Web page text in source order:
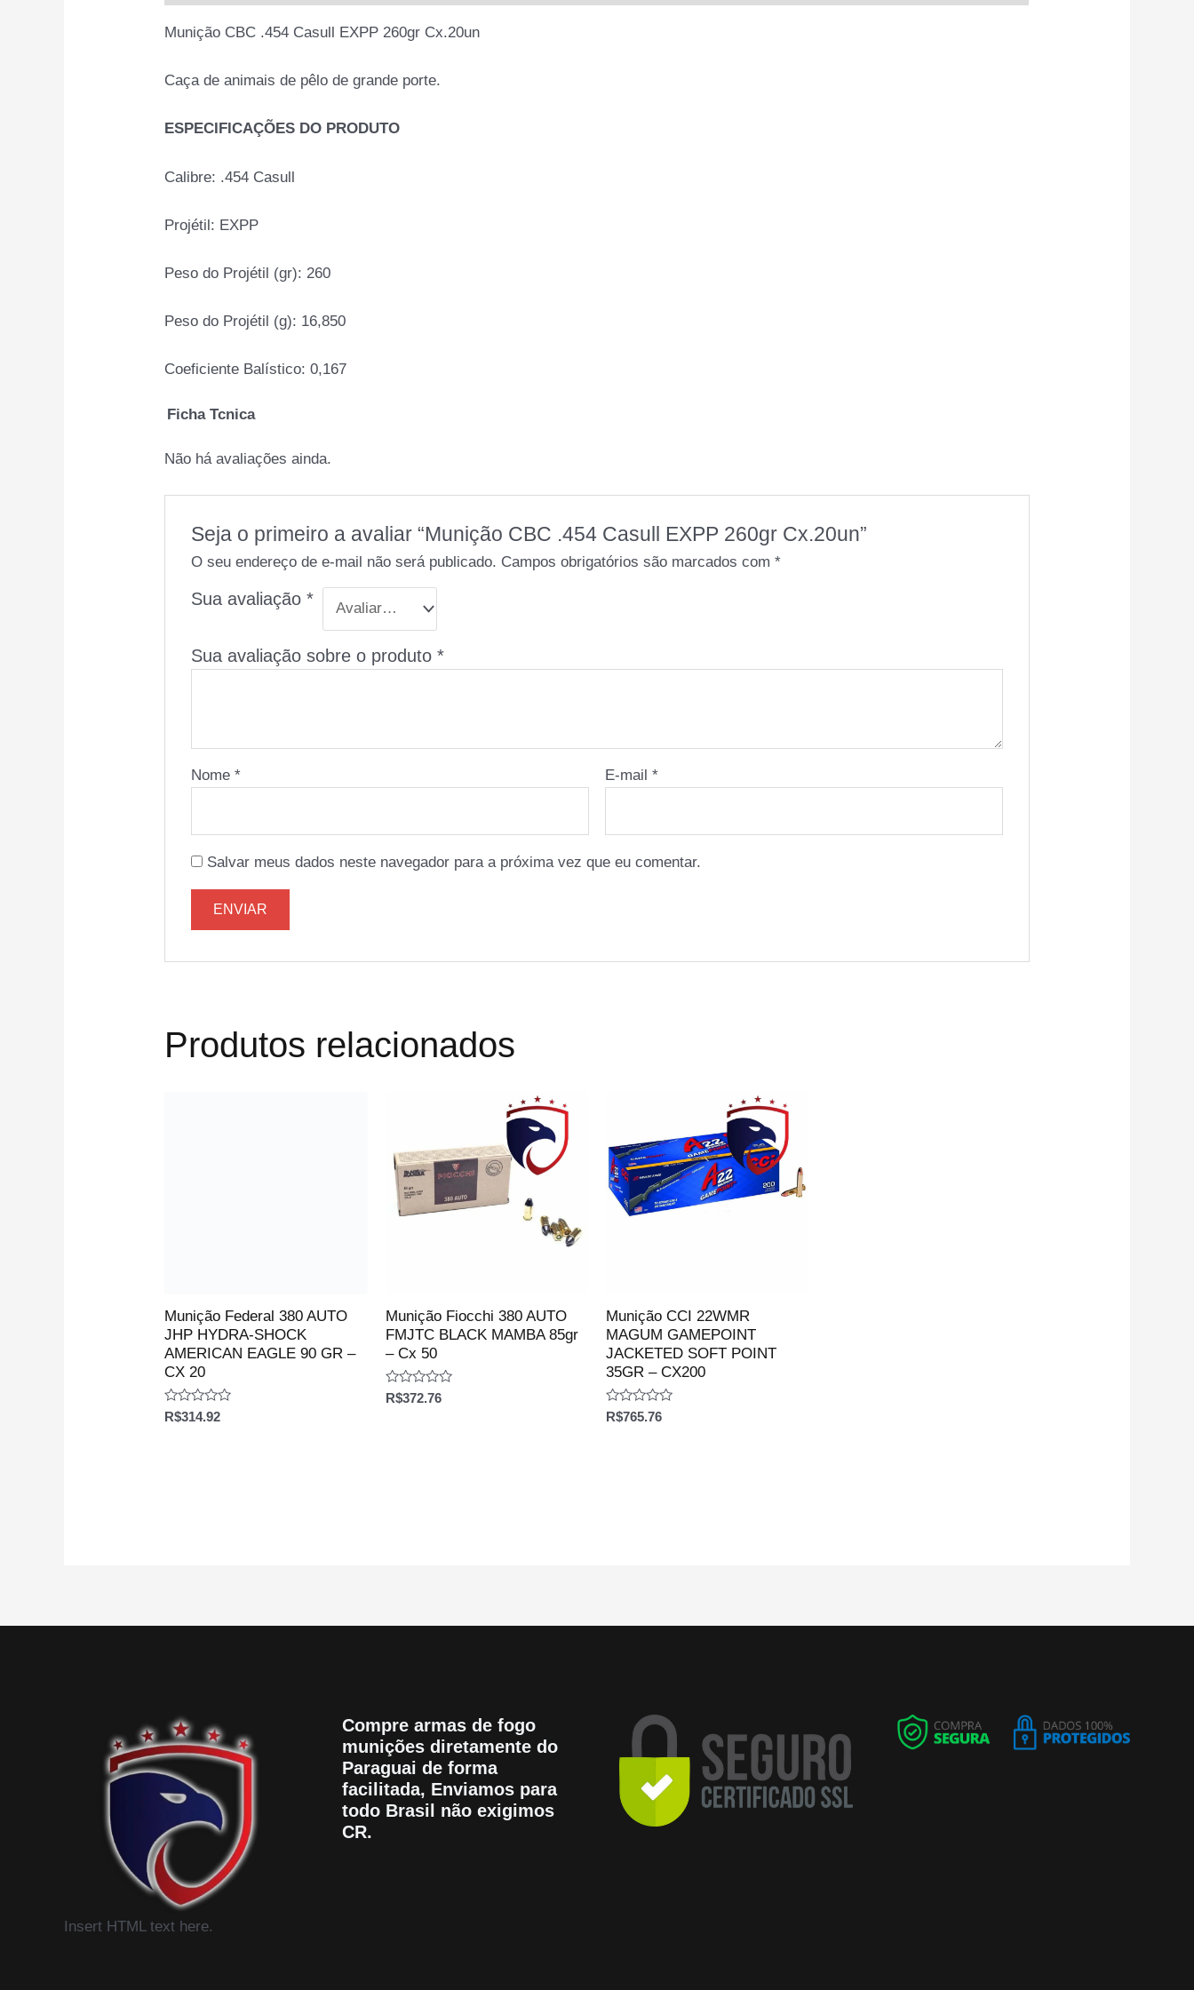
Munição CBC .454 Casull EXPP 260gr Cx.20un
Caça de animais de pêlo de grande porte.
ESPECIFICAÇÕES DO PRODUTO
Calibre: .454 Casull
Projétil: EXPP
Peso do Projétil (gr): 260
Peso do Projétil (g): 16,850
Coeficiente Balístico: 0,167
Ficha Tcnica
Não há avaliações ainda.
Seja o primeiro a avaliar “Munição CBC .454 Casull EXPP 260gr Cx.20un”
O seu endereço de e-mail não será publicado. Campos obrigatórios são marcados com *
Sua avaliação *
Sua avaliação sobre o produto *
Nome * E-mail*
Salvar meus dados neste navegador para a próxima vez que eu comentar.
Produtos relacionados
Munição Federal 380 AUTO
JHP HYDRA-SHOCK
AMERICAN EAGLE 90 GR –
CX 20
Avaliação
R$314.92
Munição Fiocchi 380 AUTO
FMJTC BLACK MAMBA 85gr
– Cx 50
Avaliação
R$372.76
Munição CCI 22WMR
MAGUM GAMEPOINT
JACKETED SOFT POINT
35GR – CX200
Avaliação
R$765.76
Insert HTML text here.
Compre armas de fogo
munições diretamente do
Paraguai de forma
facilitada, Enviamos para
todo Brasil não exigimos
CR.